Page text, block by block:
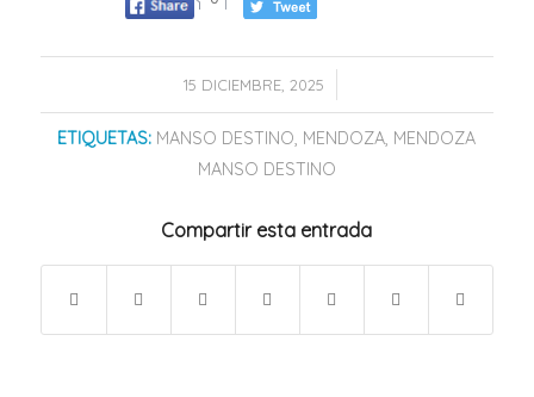
15 DICIEMBRE, 2025
/
ETIQUETAS: MANSO DESTINO, MENDOZA, MENDOZA
MANSO DESTINO
Compartir esta entrada